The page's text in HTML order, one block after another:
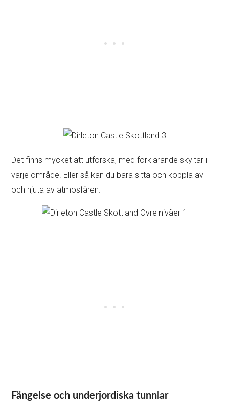
Det finns mycket att utforska, med förklarande skyltar i
varje område. Eller så kan du bara sitta och koppla av
och njuta av atmosfären.
Fängelse och underjordiska tunnlar